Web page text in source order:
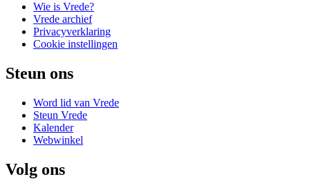
Wie is Vrede?
Vrede archief
Privacyverklaring
Cookie instellingen
Steun ons
Word lid van Vrede
Steun Vrede
Kalender
Webwinkel
Volg ons